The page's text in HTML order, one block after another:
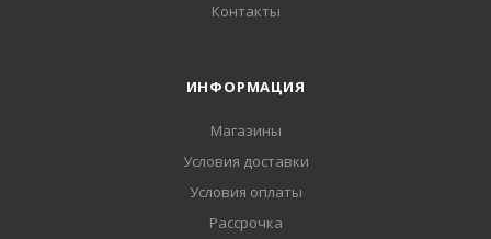
Контакты
ИНФОРМАЦИЯ
Магазины
Условия доставки
Условия оплаты
Рассрочка